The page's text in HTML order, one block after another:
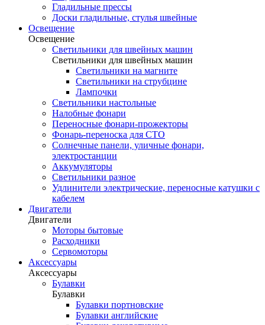
Гладильные прессы
Доски гладильные, стулья швейные
Освещение
Освещение
Светильники для швейных машин
Светильники для швейных машин
Светильники на магните
Светильники на струбцине
Лампочки
Светильники настольные
Налобные фонари
Переносные фонари-прожекторы
Фонарь-переноска для СТО
Солнечные панели, уличные фонари,
электростанции
Аккумуляторы
Светильники разное
Удлинители электрические, переносные катушки с
кабелем
Двигатели
Двигатели
Моторы бытовые
Расходники
Сервомоторы
Аксессуары
Аксессуары
Булавки
Булавки
Булавки портновские
Булавки английские